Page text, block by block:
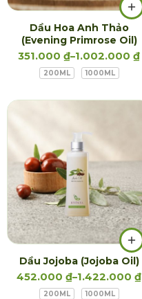
Dầu Hoa Anh Thảo
(Evening Primrose Oil)
351.000 ₫–1.002.000 ₫
200ML 1000ML
Dầu Jojoba (Jojoba Oil)
452.000 ₫–1.422.000 ₫
200ML 1000ML